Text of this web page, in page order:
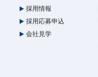
採用情報
採用応募申込
会社見学